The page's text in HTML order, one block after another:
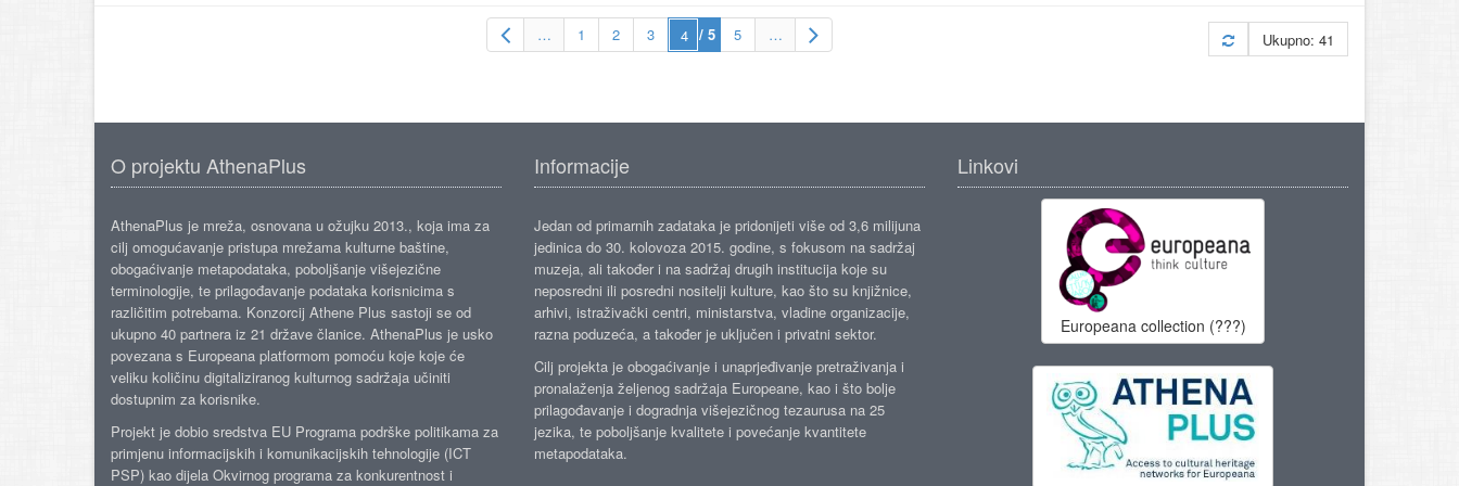
… 1 2 3 / 5 5 … Ukupno: 41
O projektu AthenaPlus
AthenaPlus je mreža, osnovana u ožujku 2013., koja ima za
cilj omogućavanje pristupa mrežama kulturne baštine,
obogaćivanje metapodataka, poboljšanje višejezične
terminologije, te prilagođavanje podataka korisnicima s
različitim potrebama. Konzorcij Athene Plus sastoji se od
ukupno 40 partnera iz 21 države članice. AthenaPlus je usko
povezana s Europeana platformom pomoću koje koje će
veliku količinu digitaliziranog kulturnog sadržaja učiniti
dostupnim za korisnike.
Projekt je dobio sredstva EU Programa podrške politikama za
primjenu informacijskih i komunikacijskih tehnologije (ICT
PSP) kao dijela Okvirnog programa za konkurentnost i
Informacije
Jedan od primarnih zadataka je pridonijeti više od 3,6 milijuna
jedinica do 30. kolovoza 2015. godine, s fokusom na sadržaj
muzeja, ali također i na sadržaj drugih institucija koje su
neposredni ili posredni nositelji kulture, kao što su knjižnice,
arhivi, istraživački centri, ministarstva, vladine organizacije,
razna poduzeća, a također je uključen i privatni sektor.
Cilj projekta je obogaćivanje i unaprjeđivanje pretraživanja i
pronalaženja željenog sadržaja Europeane, kao i što bolje
prilagođavanje i dogradnja višejezičnog tezaurusa na 25
jezika, te poboljšanje kvalitete i povećanje kvantitete
metapodataka.
Linkovi
Europeana collection (???)